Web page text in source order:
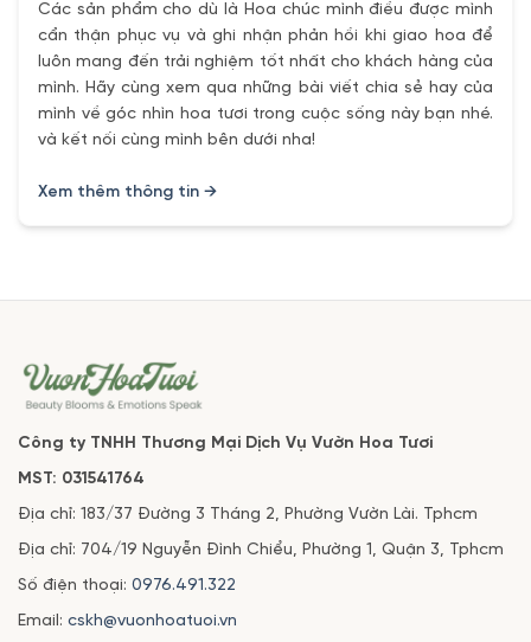
Các sản phẩm cho dù là Hoa chúc mình điều được mình
cẩn thận phục vụ và ghi nhận phản hồi khi giao hoa để
luôn mang đến trải nghiệm tốt nhất cho khách hàng của
mình. Hãy cùng xem qua những bài viết chia sẻ hay của
mình về góc nhìn hoa tươi trong cuộc sống này bạn nhé.
và kết nối cùng mình bên dưới nha!
Xem thêm thông tin →
Công ty TNHH Thương Mại Dịch Vụ Vườn Hoa Tươi
MST: 031541764
Địa chỉ: 183/37 Đường 3 Tháng 2, Phường Vườn Lài. Tphcm
Địa chỉ: 704/19 Nguyễn Đình Chiểu, Phường 1, Quận 3, Tphcm
Số điện thoại: 0976.491.322
Email: cskh@vuonhoatuoi.vn